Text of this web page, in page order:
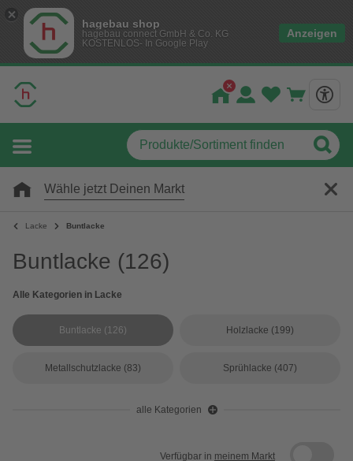
hagebau shop
hagebau connect GmbH & Co. KG
KOSTENLOS- In Google Play
Anzeigen
Wähle jetzt Deinen Markt
Lacke Buntlacke
Buntlacke (126)
Alle Kategorien in Lacke
Buntlacke (126) Holzlacke (199)
Metallschutzlacke (83) Sprühlacke (407)
alle Kategorien
Verfügbar in meinem Markt